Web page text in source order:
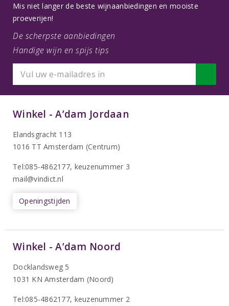
Mis niet langer de beste wijnaanbiedingen en mooiste
proeverijen!
De scherpste aanbiedingen
Handige wijn en spijs tips
Winkel - A’dam Jordaan
Elandsgracht 113
1016 TT Amsterdam (Centrum)
Tel:085-4862177, keuzenummer 3
mail@vindict.nl
Openingstijden
Winkel - A’dam Noord
Docklandsweg 5
1031 KN Amsterdam (Noord)
Tel:085-4862177, keuzenummer 2